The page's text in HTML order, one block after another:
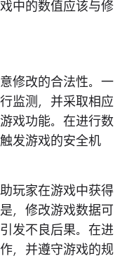
中的数值应该与修
修改的合法性。一
监测，并采取相应
戏功能。在进行数
发游戏的安全机
玩家在游戏中获得
，修改游戏数据可
发不良后果。在进
，并遵守游戏的规